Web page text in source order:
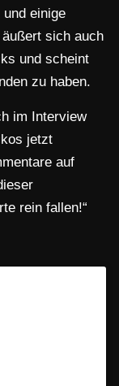
einige
sich auch
und scheint
zu haben.
im Interview
jetzt
auf
rein fallen!“